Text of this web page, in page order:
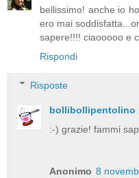
bellissimo! anche io
ero mai
sapere!!!! ciaooooo e
Rispondi
Risposte
bollibollipentolino
:-) grazie! fammi
Anonimo 8